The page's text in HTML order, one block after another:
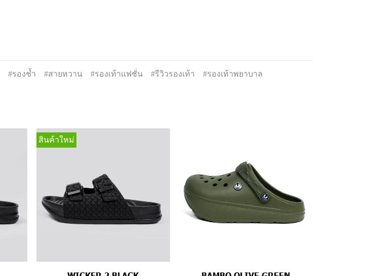
#รองช้ำ #สายหวาน #รองเท้าแฟชั่น #รีวิวรองเท้า
#รองเท้าพยาบาล
สินค้าใหม่